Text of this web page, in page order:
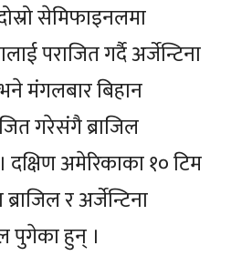
सेमिफाइनलमा
पराजित गर्दै अर्जेन्टिना
मंगलबार बिहान
गरेसंगै ब्राजिल
अमेरिकाका १० टिम
र अर्जेन्टिना
पुगेका हुन् ।